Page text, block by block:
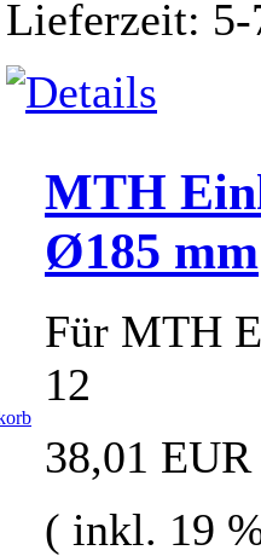
Lieferzeit: 5-
MTH
Ø185 mm
Für MTH
12
38,01 EUR
( inkl. 19